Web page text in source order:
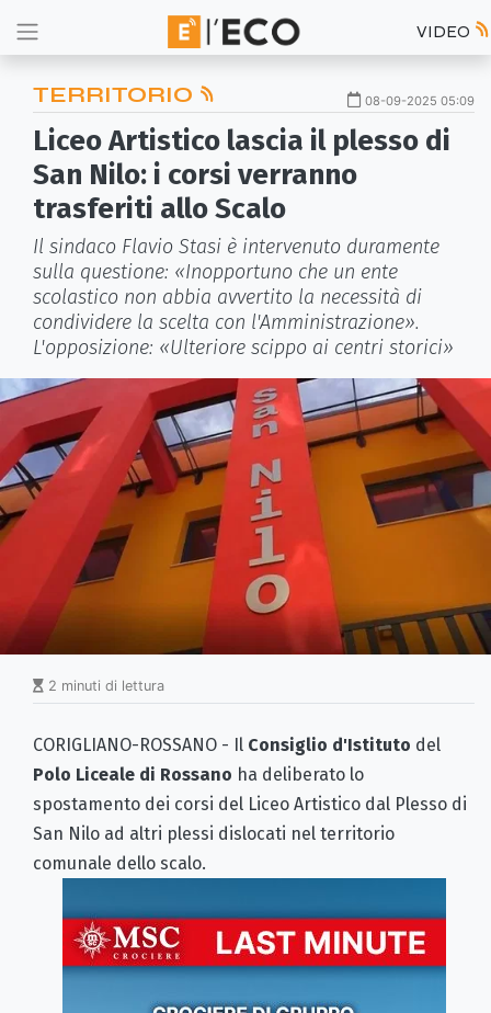
VIDEO
TERRITORIO 08-09-2025 05:09
Liceo Artistico lascia il plesso di
San Nilo: i corsi verranno
trasferiti allo Scalo
Il sindaco Flavio Stasi è intervenuto duramente
sulla questione: «Inopportuno che un ente
scolastico non abbia avvertito la necessità di
condividere la scelta con l'Amministrazione».
L'opposizione: «Ulteriore scippo ai centri storici»
2 minuti di lettura
CORIGLIANO-ROSSANO - Il Consiglio d'Istituto del
Polo Liceale di Rossano ha deliberato lo
spostamento dei corsi del Liceo Artistico dal Plesso di
San Nilo ad altri plessi dislocati nel territorio
comunale dello scalo.